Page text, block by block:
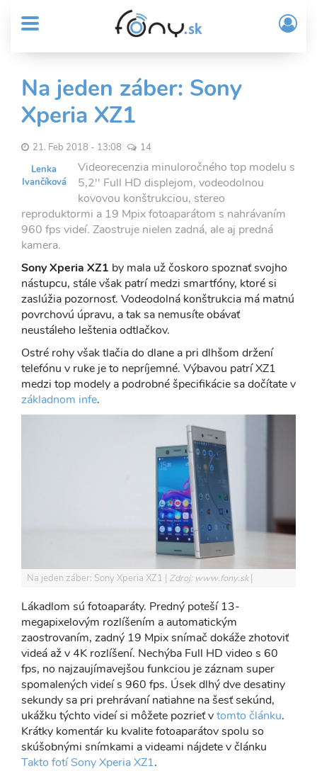
obsah
MENU
Sub
Header
menu
User
account
menu
/
Na jeden záber: Sony
Xperia XZ1
21. Feb 2018 - 13:08
14
Lenka
Ivančíková
Videorecenzia minuloročného top modelu s
5,2'' Full HD displejom, vodeodolnou
kovovou konštrukciou, stereo
reproduktormi a 19 Mpix fotoaparátom s nahrávaním
960 fps videí. Zaostruje nielen zadná, ale aj predná
kamera.
Sony Xperia XZ1 by mala už čoskoro spoznať svojho
nástupcu, stále však patrí medzi smartfóny, ktoré si
zaslúžia pozornosť. Vodeodolná konštrukcia má matnú
povrchovú úpravu, a tak sa nemusíte obávať
neustáleho leštenia odtlačkov.
Ostré rohy však tlačia do dlane a pri dlhšom držení
telefónu v ruke je to nepríjemné. Výbavou patrí XZ1
medzi top modely a podrobné špecifikácie sa dočítate v
základnom infe.
Na jeden záber: Sony Xperia XZ1 Zdroj: www.fony.sk
Lákadlom sú fotoaparáty. Predný poteší 13-
megapixelovým rozlíšením a automatickým
zaostrovaním, zadný 19 Mpix snímač dokáže zhotoviť
videá až v 4K rozlíšení. Nechýba Full HD video s 60
fps, no najzaujímavejšou funkciou je záznam super
spomalených videí s 960 fps. Úsek dlhý dve desatiny
sekundy sa pri prehrávaní natiahne na šesť sekúnd,
ukážku týchto videí si môžete pozrieť vtomto článku.
Krátky komentár ku kvalite fotoaparátov spolu so
skúšobnými snímkami a videami nájdete v článku
Takto fotí Sony Xperia XZ1.